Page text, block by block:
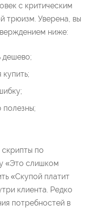
с критическим
трюизм. Уверена, вы
ниже:
полезны;
по
«Это слишком
«Скупой платит
клиента. Редко
потребностей в